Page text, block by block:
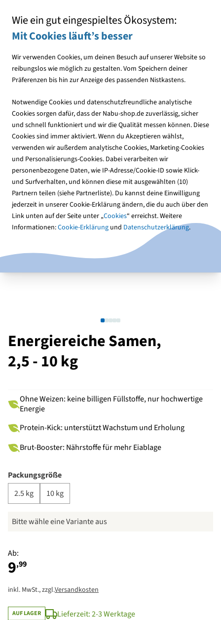
Wie ein gut eingespieltes Ökosystem:
Mit Cookies läuft’s besser
Wir verwenden Cookies, um deinen Besuch auf unserer Website so
reibungslos wie möglich zu gestalten. Vom Speichern deiner
Präferenzen bis hin zur Anzeige des passenden Nistkastens.
Notwendige Cookies und datenschutzfreundliche analytische
Cookies sorgen dafür, dass der Nabu-shop.de zuverlässig, sicher
und schnell funktioniert und wir die Qualität messen können. Diese
Cookies sind immer aktiviert. Wenn du Akzeptieren wählst,
verwenden wir außerdem analytische Cookies, Marketing-Cookies
und Personalisierungs-Cookies. Dabei verarbeiten wir
personenbezogene Daten, wie IP-Adresse/Cookie-ID sowie Klick-
und Surfverhalten, und können diese mit ausgewählten (10)
Partnern teilen (siehe Partnerliste). Du kannst deine Einwilligung
jederzeit in unserer Cookie-Erklärung ändern, die du auch über den
Link unten auf der Seite unter „Cookies“ erreichst. Weitere
Informationen:Cookie-Erklärung und Datenschutzerklärung.
Vogelfutter Futtermischungen
Energiereiche Samen,
2,5 - 10 kg
Ohne Weizen: keine billigen Füllstoffe, nur hochwertige
Energie
Protein-Kick: unterstützt Wachstum und Erholung
Brut-Booster: Nährstoffe für mehr Eiablage
Packungsgröße
2.5 kg
10 kg
Bitte wähle eine Variante aus
Ab:
9,99
inkl. MwSt., zzgl.Versandkosten
AUF LAGER Lieferzeit: 2-3 Werktage